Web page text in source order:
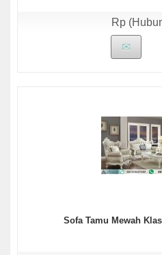
Rp
Sofa Tamu Mewah